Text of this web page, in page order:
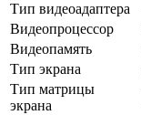
Тип видеоадаптера
Видеопроцессор
Видеопамять
Тип экрана
Тип матрицы
экрана